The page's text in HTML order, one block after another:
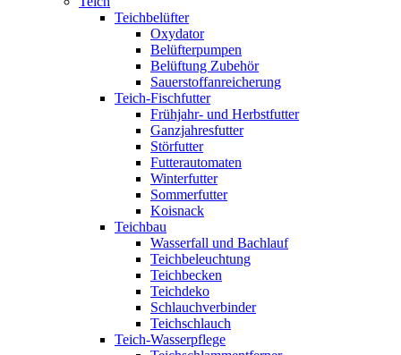
Teichbelüfter
Oxydator
Belüfterpumpen
Belüftung Zubehör
Sauerstoffanreicherung
Teich-Fischfutter
Frühjahr- und Herbstfutter
Ganzjahresfutter
Störfutter
Futterautomaten
Winterfutter
Sommerfutter
Koisnack
Teichbau
Wasserfall und Bachlauf
Teichbeleuchtung
Teichbecken
Teichdeko
Schlauchverbinder
Teichschlauch
Teich-Wasserpflege